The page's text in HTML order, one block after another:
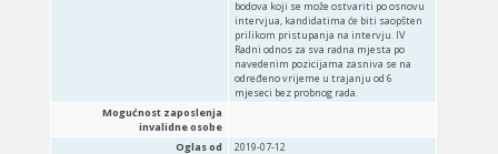
bodova koji se može ostvariti po osnovu
intervjua, kandidatima će biti saopšten
prilikom pristupanja na intervju. IV
Radni odnos za sva radna mjesta po
navedenim pozicijama zasniva se na
određeno vrijeme u trajanju od 6
mjeseci bez probnog rada.
Mogućnost zaposlenja
invalidne osobe
Oglas od
2019-07-12